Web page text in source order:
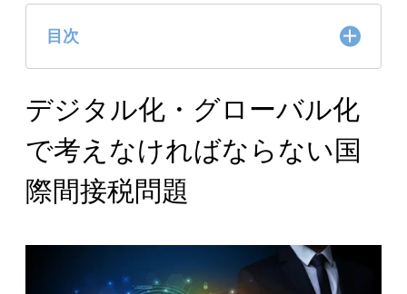
目次
はじめに
概要
対象地域
付加価値税税率
納税義務者
リバースチャージ制度
デジタル化・グローバル化
で考えなければならない国
際間接税問題